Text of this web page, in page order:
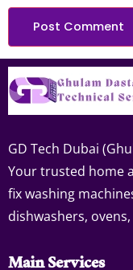
GD Tech Dubai
Your trusted home
fix washing
dishwashers,